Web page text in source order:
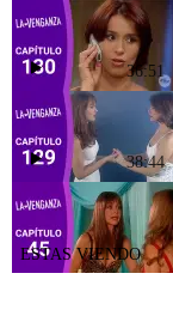
36:51
38:44